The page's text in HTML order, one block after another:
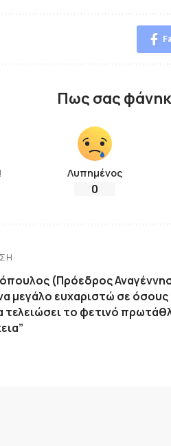
Πως σας
Λυπημένος
0
(Πρόεδρος
μεγάλο ευχαριστώ σε όσους
τελειώσει το φετινό